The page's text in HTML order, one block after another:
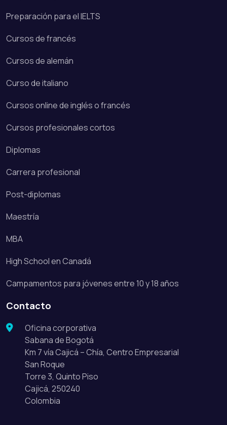
Preparación para el IELTS
Cursos de francés
Cursos de alemán
Curso de italiano
Cursos online de inglés o francés
Cursos profesionales cortos
Diplomas
Carrera profesional
Post-diplomas
Maestría
MBA
High School en Canadá
Campamentos para jóvenes entre 10 y 18 años
Contacto
Oficina corporativa
Sabana de Bogotá
Km 7 vía Cajicá – Chía, Centro Empresarial
San Roque
Torre 3, Quinto Piso
Cajicá, 250240
Colombia